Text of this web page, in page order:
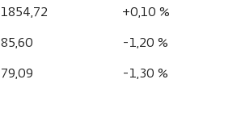
1854,72
+0,10 %
85,60
-1,20 %
79,09 -1,30 %